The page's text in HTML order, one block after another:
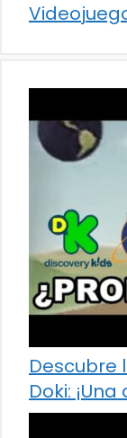
Descubre
Doki: